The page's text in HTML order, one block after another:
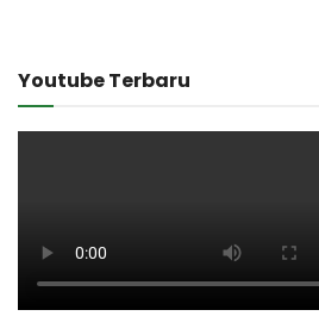
Youtube Terbaru